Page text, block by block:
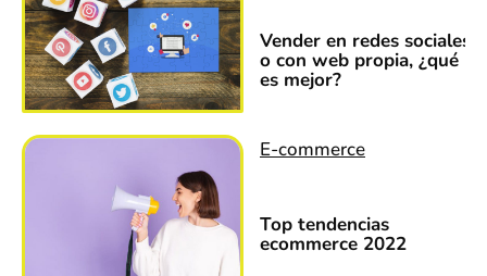
Vender en redes sociales
o con web propia, ¿qué
es mejor?
E-commerce
Top tendencias
ecommerce 2022